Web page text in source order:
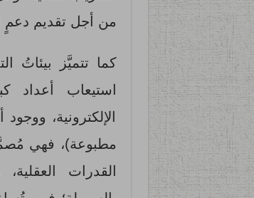
من أجل تقديم دعمٍ
كما تتميَّز بيئاتُ
استيعاب أعداد
الإلكترونية،
مطبوعة)، فهي
القدرات